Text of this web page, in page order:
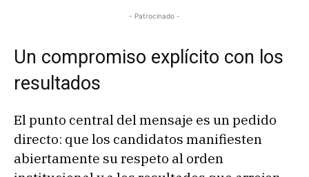
- Patrocinado -
Un compromiso explícito con los
resultados
El punto central del mensaje es un pedido
directo: que los candidatos manifiesten
abiertamente su respeto al orden